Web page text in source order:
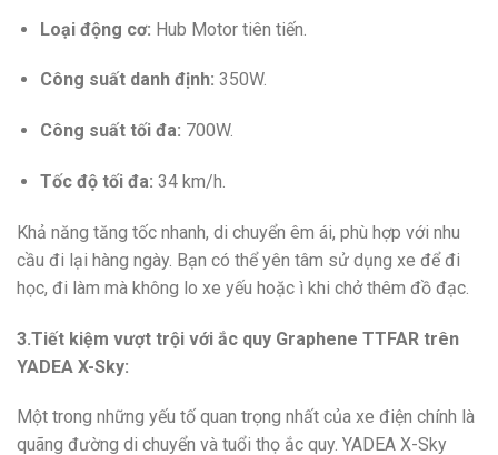
Loại động cơ: Hub Motor tiên tiến.
Công suất danh định: 350W.
Công suất tối đa: 700W.
Tốc độ tối đa: 34 km/h.
Khả năng tăng tốc nhanh, di chuyển êm ái, phù hợp với nhu
cầu đi lại hàng ngày. Bạn có thể yên tâm sử dụng xe để đi
học, đi làm mà không lo xe yếu hoặc ì khi chở thêm đồ đạc.
3.Tiết kiệm vượt trội với ắc quy Graphene TTFAR trên
YADEA X-Sky:
Một trong những yếu tố quan trọng nhất của xe điện chính là
quãng đường di chuyển và tuổi thọ ắc quy. YADEA X-Sky